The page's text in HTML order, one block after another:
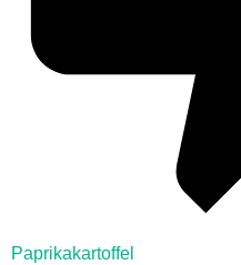
Paprikakartoffel